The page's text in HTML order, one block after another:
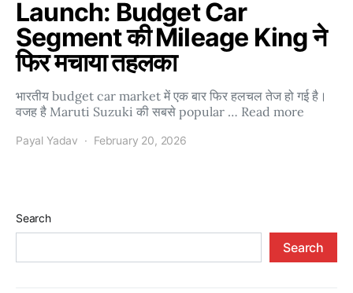
Launch: Budget Car
Segment की Mileage King ने
फिर मचाया तहलका
भारतीय budget car market में एक बार फिर हलचल तेज हो गई है।
वजह है Maruti Suzuki की सबसे popular … Read more
Payal Yadav February 20, 2026
Search
Search